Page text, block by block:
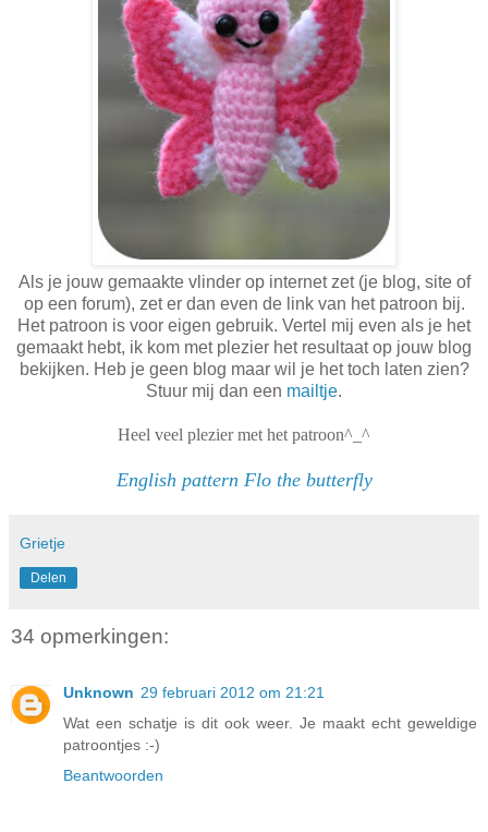
Als je jouw gemaakte vlinder op internet zet (je blog, site of
op een forum), zet er dan even de link van het patroon bij.
Het patroon is voor eigen gebruik. Vertel mij even als je het
gemaakt hebt, ik kom met plezier het resultaat op jouw blog
bekijken. Heb je geen blog maar wil je het toch laten zien?
Stuur mij dan een mailtje.
Heel veel plezier met het patroon^_^
English pattern Flo the butterfly
Grietje
Delen
34 opmerkingen:
Unknown 29 februari 2012 om 21:21
Wat een schatje is dit ook weer. Je maakt echt geweldige
patroontjes :-)
Beantwoorden